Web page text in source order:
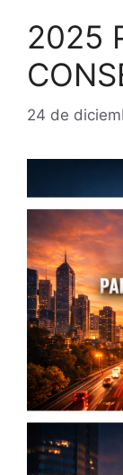
2025
24 de